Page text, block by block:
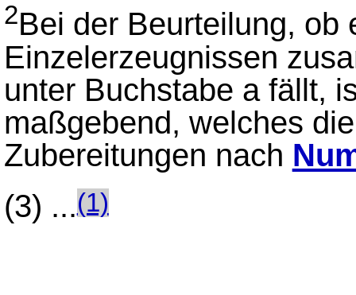
2Bei der Beurteilung, ob
Einzelerzeugnissen
unter Buchstabe a fällt,
maßgebend, welches
Zubereitungen nach
(3) ...(1)